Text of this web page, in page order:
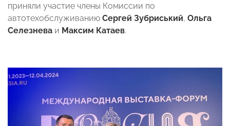
приняли участие члены Комиссии по
автотехобслуживанию Сергей Зубриський, Ольга
Селезнева и Максим Катаев.